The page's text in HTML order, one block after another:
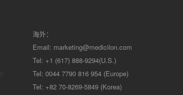
海外：
Email: marketing@medicilon.com
Tel: +1 (617) 888-9294(U.S.)
Tel: 0044 7790 816 954 (Europe)
Tel: +82 70-8269-5849 (Korea)